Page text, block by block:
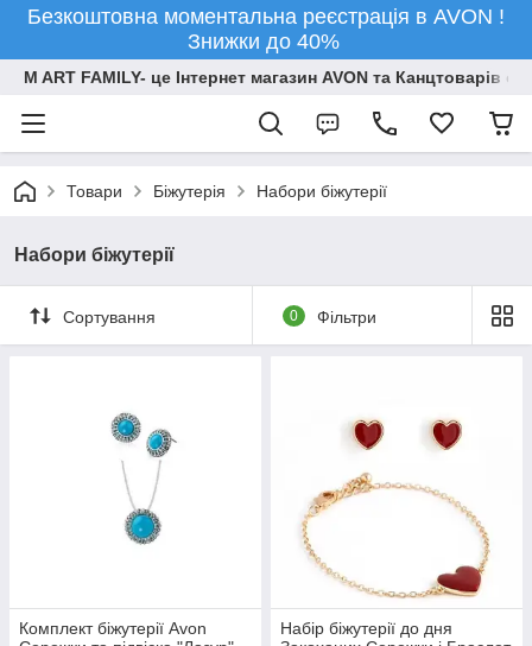
Безкоштовна моментальна реєстрація в AVON !
Знижки до 40%
M ART FAMILY- це Інтернет магазин AVON та Канцтоварів
Товари Біжутерія Набори біжутерії
Набори біжутерії
Сортування 0 Фільтри
Комплект біжутерії Avon
Набір біжутерії до дня